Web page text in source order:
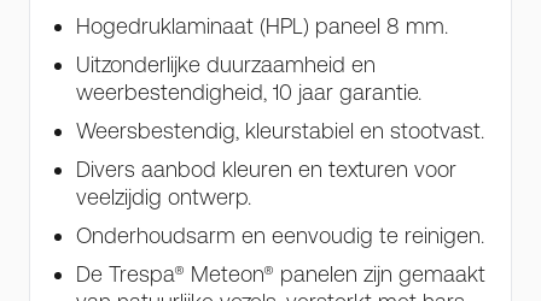
Hogedruklaminaat (HPL) paneel 8 mm.
Uitzonderlijke duurzaamheid en
weerbestendigheid, 10 jaar garantie.
Weersbestendig, kleurstabiel en stootvast.
Divers aanbod kleuren en texturen voor
veelzijdig ontwerp.
Onderhoudsarm en eenvoudig te reinigen.
De Trespa® Meteon® panelen zijn gemaakt